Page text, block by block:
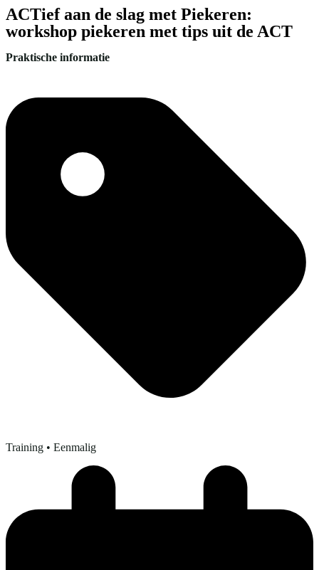
ACTief aan de slag met Piekeren:
workshop piekeren met tips uit de ACT
Praktische informatie
Training • Eenmalig